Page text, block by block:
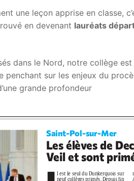
une leçon apprise en classe,
en devenant lauréats
dans le Nord, notre collège
penchant sur les enjeux du
grande profondeur